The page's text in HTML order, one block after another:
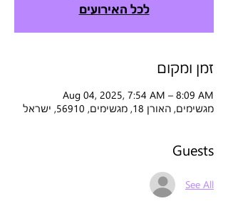
לכל האירועים
זמן ומקום
Aug 04, 2025, 7:54 AM – 8:09 AM
מגשימים, האורן 18, מגשימים, 56910, ישראל
Guests
See All